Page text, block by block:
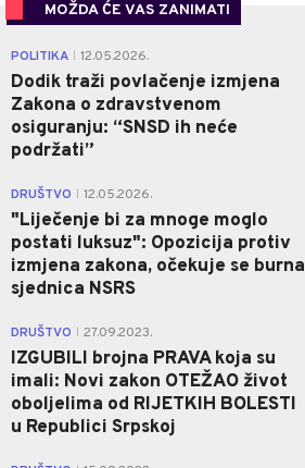
MOŽDA ĆE VAS ZANIMATI
POLITIKA 12.05.2026.
Dodik traži povlačenje izmjena
Zakona o zdravstvenom
osiguranju: “SNSD ih neće
podržati”
DRUŠTVO 12.05.2026.
"Liječenje bi za mnoge moglo
postati luksuz": Opozicija protiv
izmjena zakona, očekuje se burna
sjednica NSRS
DRUŠTVO 27.09.2023.
IZGUBILI brojna PRAVA koja su
imali: Novi zakon OTEŽAO život
oboljelima od RIJETKIH BOLESTI
u Republici Srpskoj